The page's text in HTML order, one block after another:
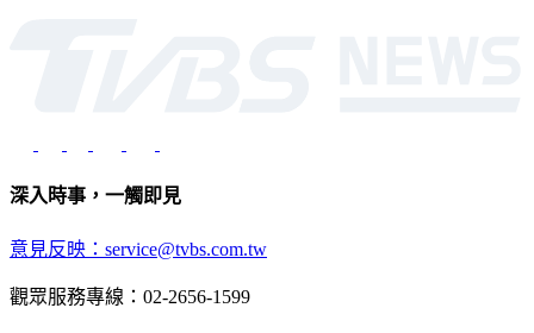
深入時事，一觸即見
意見反映：service@tvbs.com.tw
觀眾服務專線：02-2656-1599